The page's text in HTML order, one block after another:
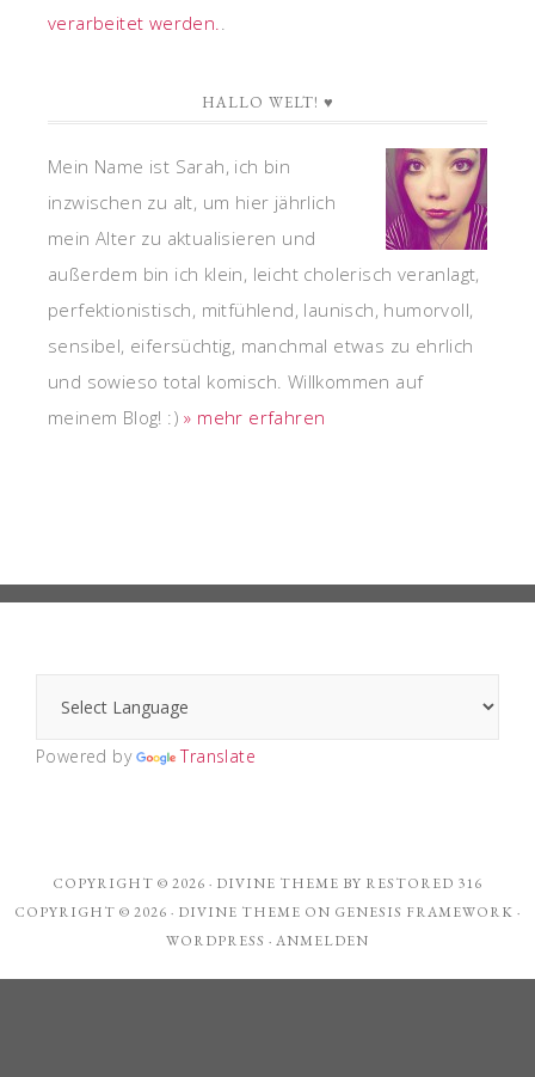
verarbeitet werden..
HALLO WELT! ♥
Mein Name ist Sarah, ich bin
inzwischen zu alt, um hier jährlich
mein Alter zu aktualisieren und
außerdem bin ich klein, leicht cholerisch veranlagt,
perfektionistisch, mitfühlend, launisch, humorvoll,
sensibel, eifersüchtig, manchmal etwas zu ehrlich
und sowieso total komisch. Willkommen auf
meinem Blog! :)» mehr erfahren
Powered by Translate
COPYRIGHT © 2026 · DIVINE THEME BY RESTORED 316
COPYRIGHT © 2026 · DIVINE THEME ON GENESIS FRAMEWORK ·
WORDPRESS · ANMELDEN